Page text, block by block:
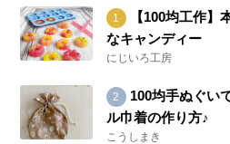
【100均工作】
なキャンディー
にじいろ工房
100均手ぬぐい
ル巾着の作り方♪
こうしまき